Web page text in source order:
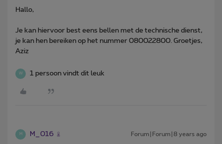
Hallo,
Je kan hiervoor best eens bellen met de technische dienst,
je kan hen bereiken op het nummer 080022800. Groetjes,
Aziz
W 1 persoon vindt dit leuk
M M_016 Forum|Forum|8 years ago